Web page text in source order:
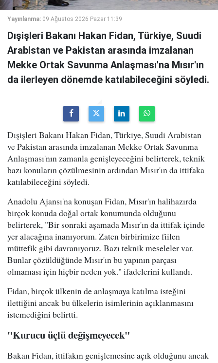
Yayınlanma: 09 Ağustos 2026 Pazar 11:39
Dışişleri Bakanı Hakan Fidan, Türkiye, Suudi
Arabistan ve Pakistan arasında imzalanan
Mekke Ortak Savunma Anlaşması'na Mısır'ın
da ilerleyen dönemde katılabileceğini söyledi.
Dışişleri Bakanı Hakan Fidan, Türkiye, Suudi Arabistan
ve Pakistan arasında imzalanan Mekke Ortak Savunma
Anlaşması'nın zamanla genişleyeceğini belirterek, teknik
bazı konuların çözülmesinin ardından Mısır'ın da ittifaka
katılabileceğini söyledi.
Anadolu Ajansı'na konuşan Fidan, Mısır'ın halihazırda
birçok konuda doğal ortak konumunda olduğunu
belirterek, "Bir sonraki aşamada Mısır'ın da ittifak içinde
yer alacağına inanıyorum. Zaten birbirimize fiilen
müttefik gibi davranıyoruz. Bazı teknik meseleler var.
Bunlar çözüldüğünde Mısır'ın bu yapının parçası
olmaması için hiçbir neden yok." ifadelerini kullandı.
Fidan, birçok ülkenin de anlaşmaya katılma isteğini
ilettiğini ancak bu ülkelerin isimlerinin açıklanmasını
istemediğini belirtti.
"Kurucu üçlü değişmeyecek"
Bakan Fidan, ittifakın genişlemesine açık olduğunu ancak